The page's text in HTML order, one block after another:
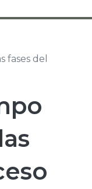
fases del